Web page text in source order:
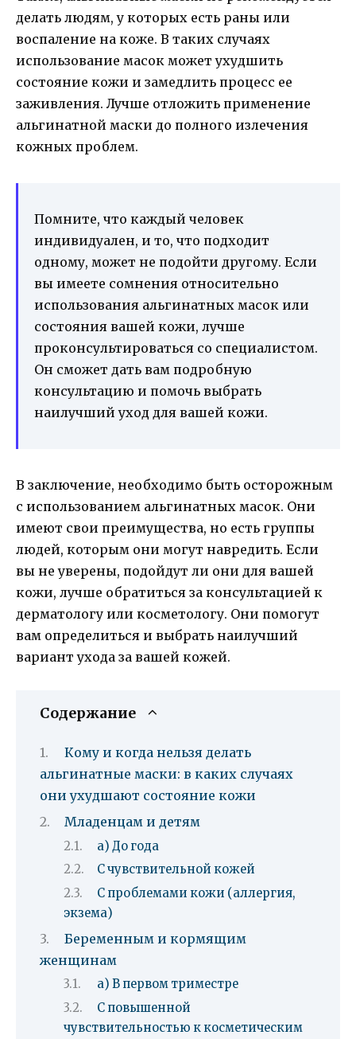
делать людям, у которых есть раны или
воспаление на коже. В таких случаях
использование масок может ухудшить
состояние кожи и замедлить процесс ее
заживления. Лучше отложить применение
альгинатной маски до полного излечения
кожных проблем.
Помните, что каждый человек
индивидуален, и то, что подходит
одному, может не подойти другому. Если
вы имеете сомнения относительно
использования альгинатных масок или
состояния вашей кожи, лучше
проконсультироваться со специалистом.
Он сможет дать вам подробную
консультацию и помочь выбрать
наилучший уход для вашей кожи.
В заключение, необходимо быть осторожным
с использованием альгинатных масок. Они
имеют свои преимущества, но есть группы
людей, которым они могут навредить. Если
вы не уверены, подойдут ли они для вашей
кожи, лучше обратиться за консультацией к
дерматологу или косметологу. Они помогут
вам определиться и выбрать наилучший
вариант ухода за вашей кожей.
Содержание
Кому и когда нельзя делать
альгинатные маски: в каких случаях
они ухудшают состояние кожи
Младенцам и детям
а) До года
С чувствительной кожей
С проблемами кожи (аллергия,
экзема)
Беременным и кормящим
женщинам
а) В первом триместре
С повышенной
чувствительностью к косметическим